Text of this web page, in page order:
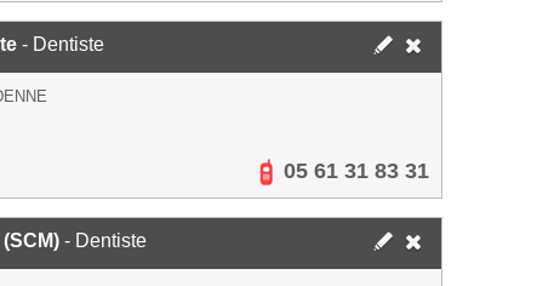
- Dentiste
05 61 31 83 31
- Dentiste